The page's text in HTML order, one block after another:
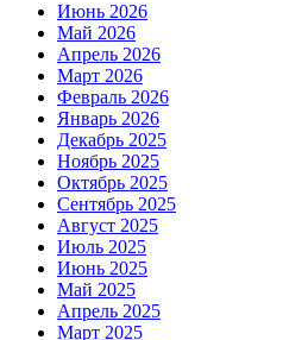
Июнь 2026
Май 2026
Апрель 2026
Март 2026
Февраль 2026
Январь 2026
Декабрь 2025
Ноябрь 2025
Октябрь 2025
Сентябрь 2025
Август 2025
Июль 2025
Июнь 2025
Май 2025
Апрель 2025
Март 2025